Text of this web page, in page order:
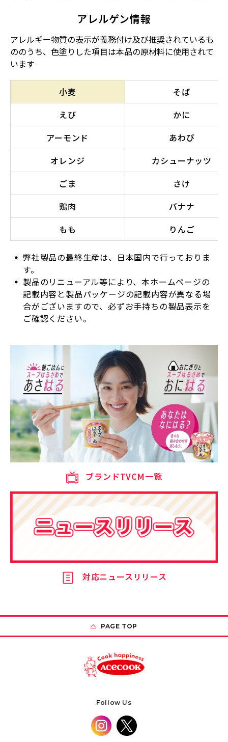
アレルゲン情報
アレルギー物質の表示が義務付け及び推奨されているも
ののうち、色塗りした項目は本品の原材料に使用されて
います
小麦
そば
えび
かに
アーモンド
あわび
オレンジ
カシューナッツ
ごま
さけ
鶏肉
バナナ
もも
りんご
弊社製品の最終生産は、日本国内で行っておりま
す。
製品のリニューアル等により、本ホームページの
記載内容と製品パッケージの記載内容が異なる場
合がございますので、必ずお手持ちの製品表示を
ご確認ください。
ブランドTVCM一覧
対応ニュースリリース
PAGE TOP
Follow Us